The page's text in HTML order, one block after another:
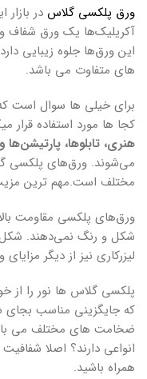
ورق‌ پلکسی گلاس در
آکریلیک‌ها یک ورق‌ شفاف و
این ورق‌ها جلوه‌ زیبایی
های متفاوت می باشد.
برای خیلی ها سوال است
کجا ها مورد استفاده قرار
هنری، تابلوها،
می‌شوند. ورق‌های پلکسی
مختلف است.مهم ترین
ورق‌های پلکسی مقاومت
شکل و رنگ نمی‌دهند.
لیزرکاری نیز از دیگر
پلکسی گلاس ها نور را از
که جایگزینی مناسب
ضخامت های مختلف می
انواعی دارند؟ اصلا
همراه باشید.